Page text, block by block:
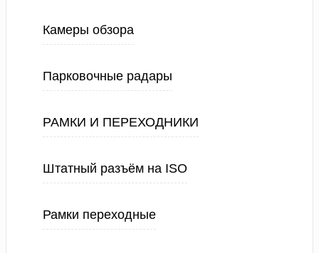
Камеры обзора
Парковочные радары
РАМКИ И ПЕРЕХОДНИКИ
Штатный разъём на ISO
Рамки переходные